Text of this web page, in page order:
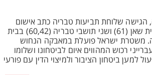
הגישה שלוחת תביעות טבריה כתב אישום
נגד השלושה: תושב בית שאן (61) ושני תושבי טבריה (60,42) בבית
משטרת ישראל פועלת במאבקה הנחוש
רכוש המהווים איום לביטחונו ושלומו
למען ביטחון הציבור ולמיצוי הדין עם פורעי